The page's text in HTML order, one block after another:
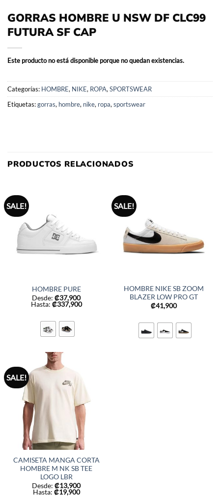
GORRAS HOMBRE U NSW DF CLC99
FUTURA SF CAP
Este producto no está disponible porque no quedan existencias.
Categorías: HOMBRE, NIKE, ROPA, SPORTSWEAR
Etiquetas:gorras, hombre, nike, ropa, sportswear
PRODUCTOS RELACIONADOS
SALE!
HOMBRE PURE
Desde: ₡37,900
Hasta: ₡337,900
SALE!
HOMBRE NIKE SB ZOOM
BLAZER LOW PRO GT
₡41,900
SALE!
CAMISETA MANGA CORTA
HOMBRE M NK SB TEE
LOGO LBR
Desde: ₡13,900
Hasta: ₡19,900